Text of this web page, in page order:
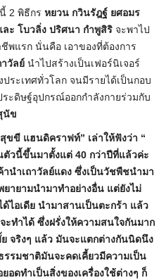
2 พิธีกร หยวน กวินรัฎฐ์ ยศอมร
ละ โบวลิ่ง ปริศนา กำพูสิริ จะพาไป
พแรก นั่นคือ เอาของที่ต้องการ
าวัลย์ นำไปสร้างเป็นเฟอร์นิเจอร์
ระเทศทั่วโลก จนมีรายได้เป็นกอบ
ะดิษฐ์อุปกรณ์ออกกำลังกายร่วมกับ
นัข
ขี แฮนดิคราฟท์” เล่าให้ฟังว่า “
วนี้ขึ้นมาตั้งแต่ 40 กว่าปีที่แล้วค่ะ
นำเถาวัลย์แดง ซึ่งเป็นวัชพืชนำมา
ายามนำมาทำอย่างอื่น แต่ยังไม่
ด้ไอเดีย นำมาสานเป็นตะกร้า แล้ว
ะทำได้ ซึ่งฝรั่งให้ความสนใจกันมาก
จริงๆ แล้ว มันจะแตกต่างกันนิดนึง
รรมชาติมันจะคดเคี้ยวมีความเป็น
อดทำเป็นสิ่งของเครื่องใช้ต่างๆ ก็